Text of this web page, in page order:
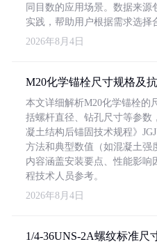
同目数的应用场景。数据来源
实践，帮助用户根据需求选择
2026年8月4日
M20化学锚栓尺寸规格及
本文详细解析M20化学锚栓的
括螺杆直径、钻孔尺寸等参数
凝土结构后锚固技术规程》
方法和典型数值（如混凝土强
内容涵盖安装要点、性能影响
程技术人员参考。
2026年8月4日
1/4-36UNS-2A螺纹标准尺